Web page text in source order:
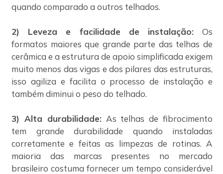
quando comparado a outros telhados.
2) Leveza e facilidade de instalação: Os
formatos maiores que grande parte das telhas de
cerâmica e a estrutura de apoio simplificada exigem
muito menos das vigas e dos pilares das estruturas,
isso agiliza e facilita o processo de instalação e
também diminui o peso do telhado.
3) Alta durabilidade:As telhas de fibrocimento
tem grande durabilidade quando instaladas
corretamente e feitas as limpezas de rotinas. A
maioria das marcas presentes no mercado
brasileiro costuma fornecer um tempo considerável